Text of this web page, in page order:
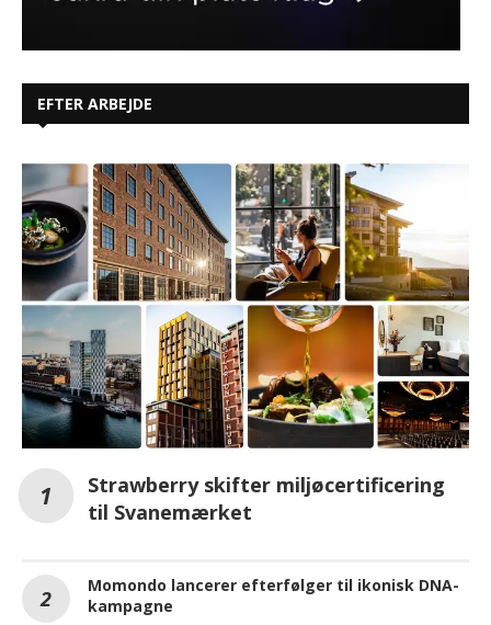
EFTER ARBEJDE
Strawberry skifter miljøcertificering
til Svanemærket
Momondo lancerer efterfølger til ikonisk DNA-
kampagne